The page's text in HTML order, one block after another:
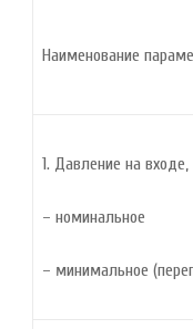
Наименование
1. Давление на
– номинальное
– минимальное